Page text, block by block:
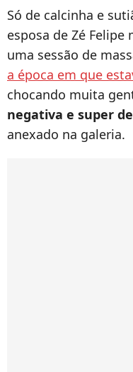
Só de calcinha e
esposa de Zé
uma sessão de
a época em que
chocando muita
negativa e super
anexado na galeria.